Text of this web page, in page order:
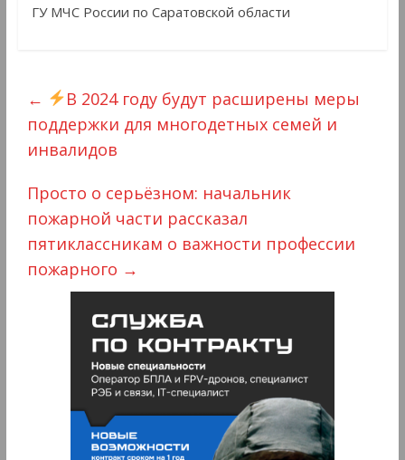
ГУ МЧС России по Саратовской области
←
В 2024 году будут расширены меры
поддержки для многодетных семей и
инвалидов
Просто о серьёзном: начальник
пожарной части рассказал
пятиклассникам о важности профессии
пожарного →